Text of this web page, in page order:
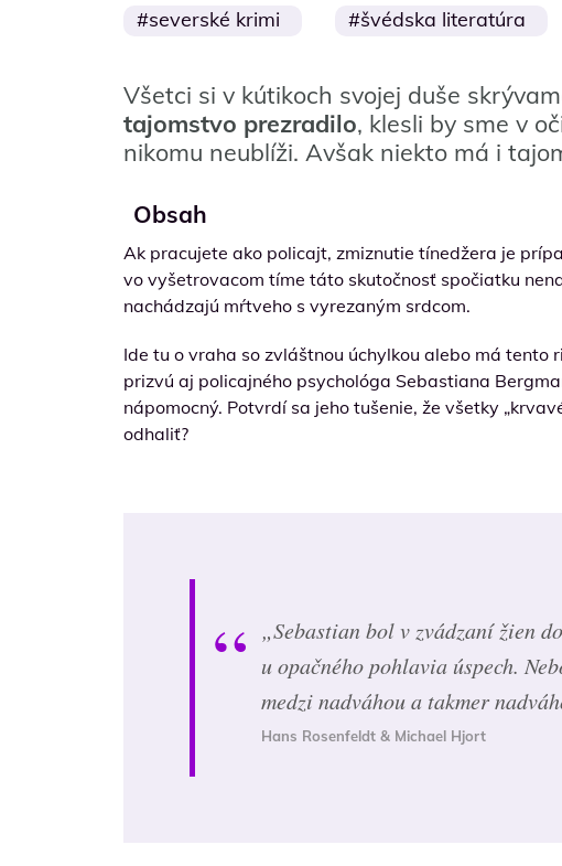
severské krimi švédska literatúra
Všetci si v kútikoch svojej duše
tajomstvo prezradilo, klesli by sme v
nikomu neublíži. Avšak niekto má i
Obsah
Ak pracujete ako policajt, zmiznutie tínedžera je
vo vyšetrovacom tíme táto skutočnosť spočiatku
nachádzajú mŕtveho s vyrezaným srdcom.
Ide tu o vraha so zvláštnou úchylkou alebo má
prizvú aj policajného psychológa Sebastiana
nápomocný. Potvrdí sa jeho tušenie, že všetky
odhaliť?
„Sebastian bol v zvádzaní žien
u opačného pohlavia úspech.
medzi nadváhou a takmer
Hans Rosenfeldt & Michael Hjort